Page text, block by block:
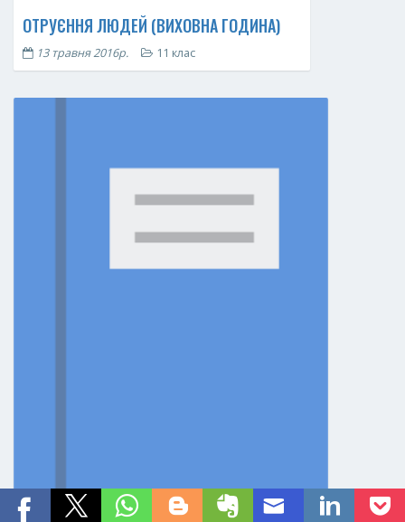
ОТРУЄННЯ ЛЮДЕЙ (ВИХОВНА ГОДИНА)
13 травня 2016р. 11 клас